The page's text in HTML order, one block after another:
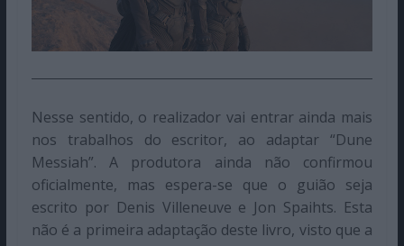
Nesse sentido, o realizador vai entrar ainda mais
nos trabalhos do escritor, ao adaptar “Dune
Messiah”. A produtora ainda não confirmou
oficialmente, mas espera-se que o guião seja
escrito por Denis Villeneuve e Jon Spaihts. Esta
não é a primeira adaptação deste livro, visto que a